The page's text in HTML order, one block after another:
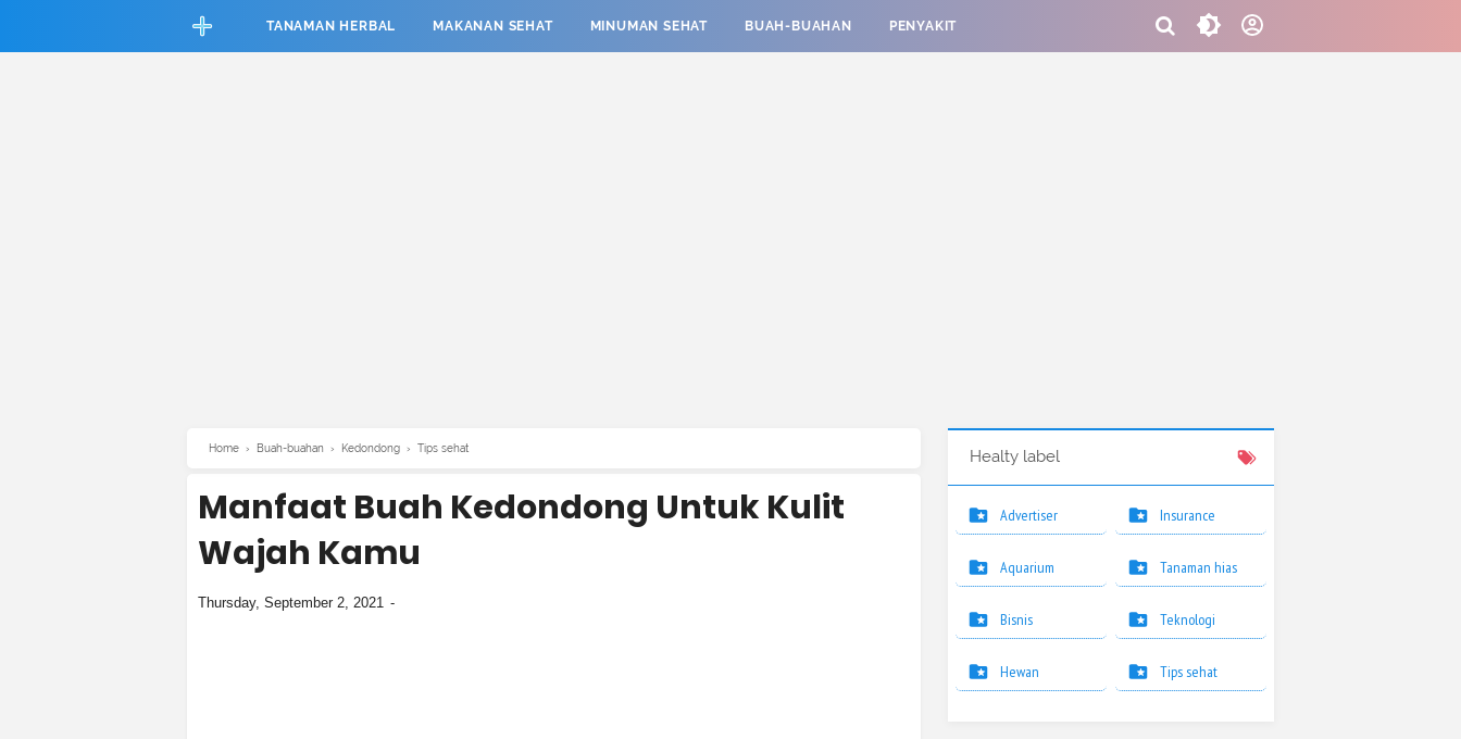
TANAMAN HERBAL
MAKANAN SEHAT MINUMAN SEHAT BUAH-BUAHAN PENYAKIT
Home › Buah-buahan › Kedondong › Tips sehat
Manfaat Buah Kedondong Untuk Kulit
Wajah Kamu
Thursday, September 2, 2021
Healty label
Advertiser
Aquarium
Bisnis
Hewan
Insurance
Tanaman hias
Teknologi
Tips sehat